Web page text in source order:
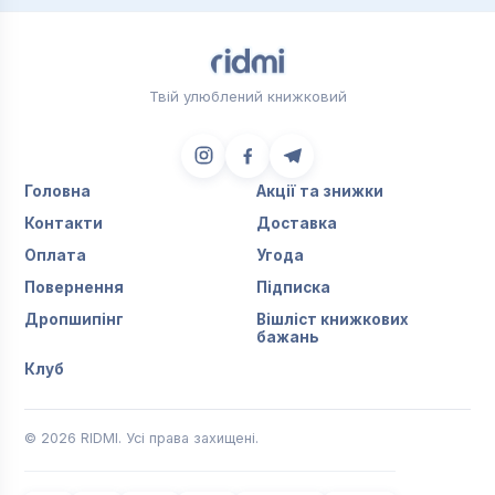
Твій улюблений книжковий
Головна
Акції та знижки
Контакти
Доставка
Оплата
Угода
Повернення
Підписка
Дропшипінг
Вішліст книжкових
бажань
Клуб
© 2026 RIDMI. Усі права захищені.